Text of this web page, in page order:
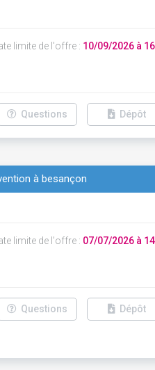
limite de l'offre : 10/09/2026 à
Questions Dépôt
à besançon
limite de l'offre : 07/07/2026 à
Questions Dépôt